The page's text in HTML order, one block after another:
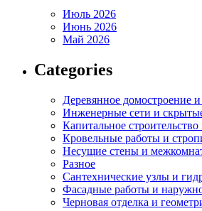
Июль 2026
Июнь 2026
Май 2026
Categories
Деревянное домостроение
Инженерные сети и
Капитальное
Кровельные работы и
Несущие стены и
Разное
Сантехнические узлы и
Фасадные работы и
Черновая отделка и